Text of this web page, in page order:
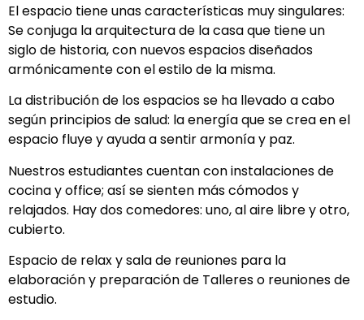
El espacio tiene unas características muy singulares:
Se conjuga la arquitectura de la casa que tiene un
siglo de historia, con nuevos espacios diseñados
armónicamente con el estilo de la misma.
La distribución de los espacios se ha llevado a cabo
según principios de salud: la energía que se crea en el
espacio fluye y ayuda a sentir armonía y paz.
Nuestros estudiantes cuentan con instalaciones de
cocina y office; así se sienten más cómodos y
relajados. Hay dos comedores: uno, al aire libre y otro,
cubierto.
Espacio de relax y sala de reuniones para la
elaboración y preparación de Talleres o reuniones de
estudio.